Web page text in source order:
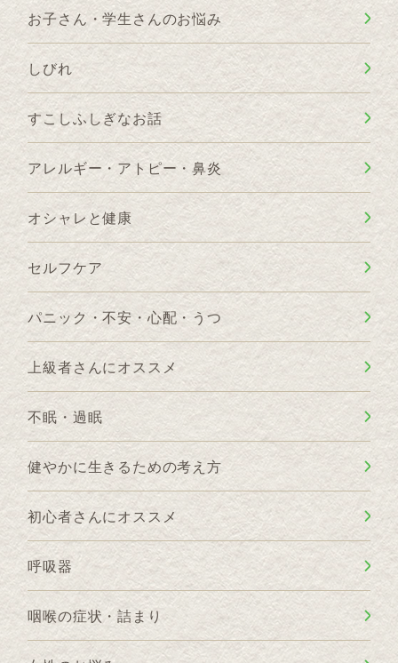
お子さん・学生さんのお悩み
しびれ
すこしふしぎなお話
アレルギー・アトピー・鼻炎
オシャレと健康
セルフケア
パニック・不安・心配・うつ
上級者さんにオススメ
不眠・過眠
健やかに生きるための考え方
初心者さんにオススメ
呼吸器
咽喉の症状・詰まり